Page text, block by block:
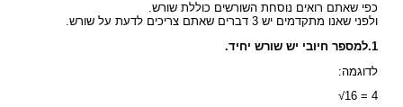
כפי שאתם רואים נוסחת השורשים כוללת שורש.
ולפני שאנו מתקדמים יש 3 דברים שאתם צריכים לדעת על שורש.
1.למספר חיובי יש שורש יחיד.
לדוגמה:
√16 = 4